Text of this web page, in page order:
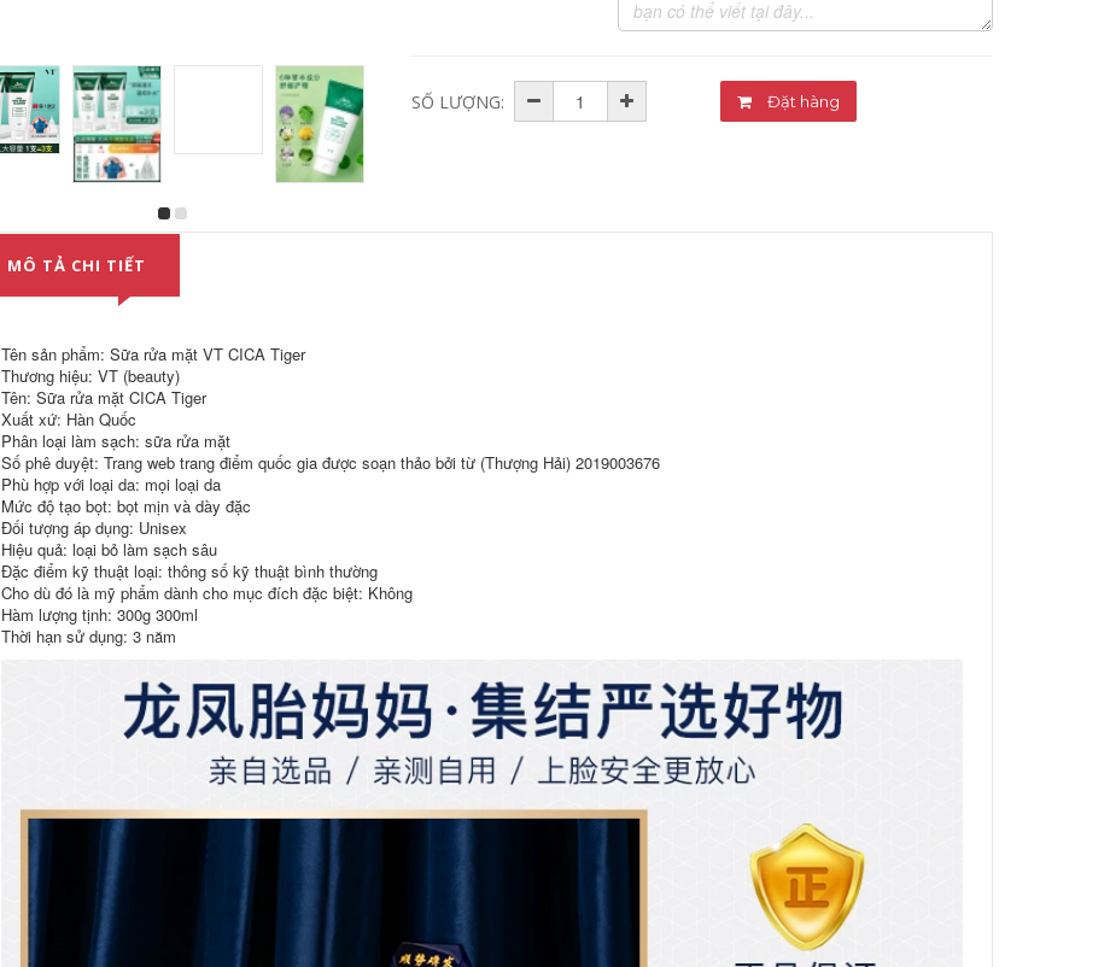
Lin yunshi! Wonjin
nguyên bản Chen
Yuan Chenan Chai
Hydrating Mask
Glass Hyaluronic
chính thức mặt nạ
dưỡng da
507,000
Mask Hàn Quốc
SNP Ocean Bird
Mask Mask Black
Pearl Hydrating
Moisturising Tre Tre
Làm sạch da nâu
Màu sắc 11 viên mặt
nạ giấy miniso
552,000
Hàn Quốc Meiyi
Whell Mask Women
Cleans NMF
Reservoir PENAGE 5
+ 1 Kem dưỡng ẩm
Mặt nạ trang web
chính thức mặt nạ
giấy ha
Zhang Yihan đề
nghị mụn trứng cá
gospel vt hổ veneer
chân lông
Bảo Ma đề nghị nửa
dán mặt nạ
hydrating Làm sáng
Hàn Quốc SNP
Ocean Birds Nest
Reservoir Mask
Black Pearl
Moisturising Tre Tre
Color Single Piece
Quốc Nữ Hydrating
411,000
Thiếu mụn Giấc ngủ
Làm sạch thế hệ thứ
hai mặt nạ đất sét
Fuerjia Punmei
Facial Woman
Hydrating
Moisturising chính
thức Flagship Web
chính thức Màng
đen và trắng Màng
bắp nhạy cảm nạ
Torch Thắt chặt da
sáng nhất Màu tím
SỐ LƯỢNG: Đặt hàng
MÔ TẢ CHI TIẾT
Tên sản phẩm: Sữa rửa mặt VT CICA Tiger
Thương hiệu: VT (beauty)
Tên: Sữa rửa mặt CICA Tiger
Xuất xứ: Hàn Quốc
Phân loại làm sạch: sữa rửa mặt
Số phê duyệt: Trang web trang điểm quốc gia được soạn thảo bởi từ (Thượng Hải) 2019003676
Phù hợp với loại da: mọi loại da
Mức độ tạo bọt: bọt mịn và dày đặc
Đối tượng áp dụng: Unisex
Hiệu quả: loại bỏ làm sạch sâu
Đặc điểm kỹ thuật loại: thông số kỹ thuật bình thường
Cho dù đó là mỹ phẩm dành cho mục đích đặc biệt: Không
Hàm lượng tịnh: 300g 300ml
Thời hạn sử dụng: 3 năm